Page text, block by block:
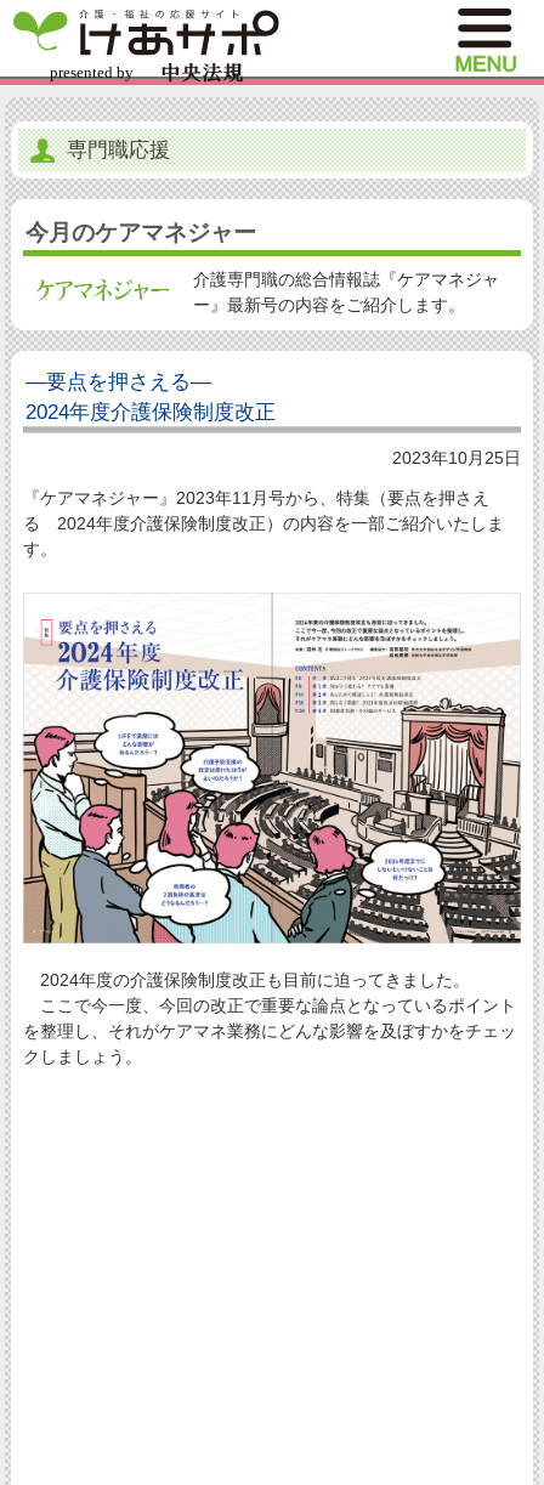
専門職応援
今月のケアマネジャー
介護専門職の総合情報誌『ケアマネジャ
ー』最新号の内容をご紹介します。
―要点を押さえる―
2024年度介護保険制度改正
2023年10月25日
『ケアマネジャー』2023年11月号から、特集（要点を押さえ
る 2024年度介護保険制度改正）の内容を一部ご紹介いたしま
す。
2024年度の介護保険制度改正も目前に迫ってきました。
ここで今一度、今回の改正で重要な論点となっているポイント
を整理し、それがケアマネ業務にどんな影響を及ぼすかをチェッ
クしましょう。